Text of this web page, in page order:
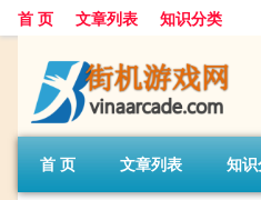
首 页 文章列表 知识分类
首 页 文章列表 知